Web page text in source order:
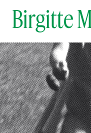
Birgitte